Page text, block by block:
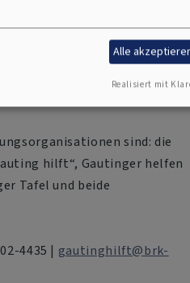
mithelfen und sich
einbringen wollen
sind: die
hilft“, Gautinger helfen
Tafel und beide
4435 | gautinghilft@brk-
Alle
Realisiert mit